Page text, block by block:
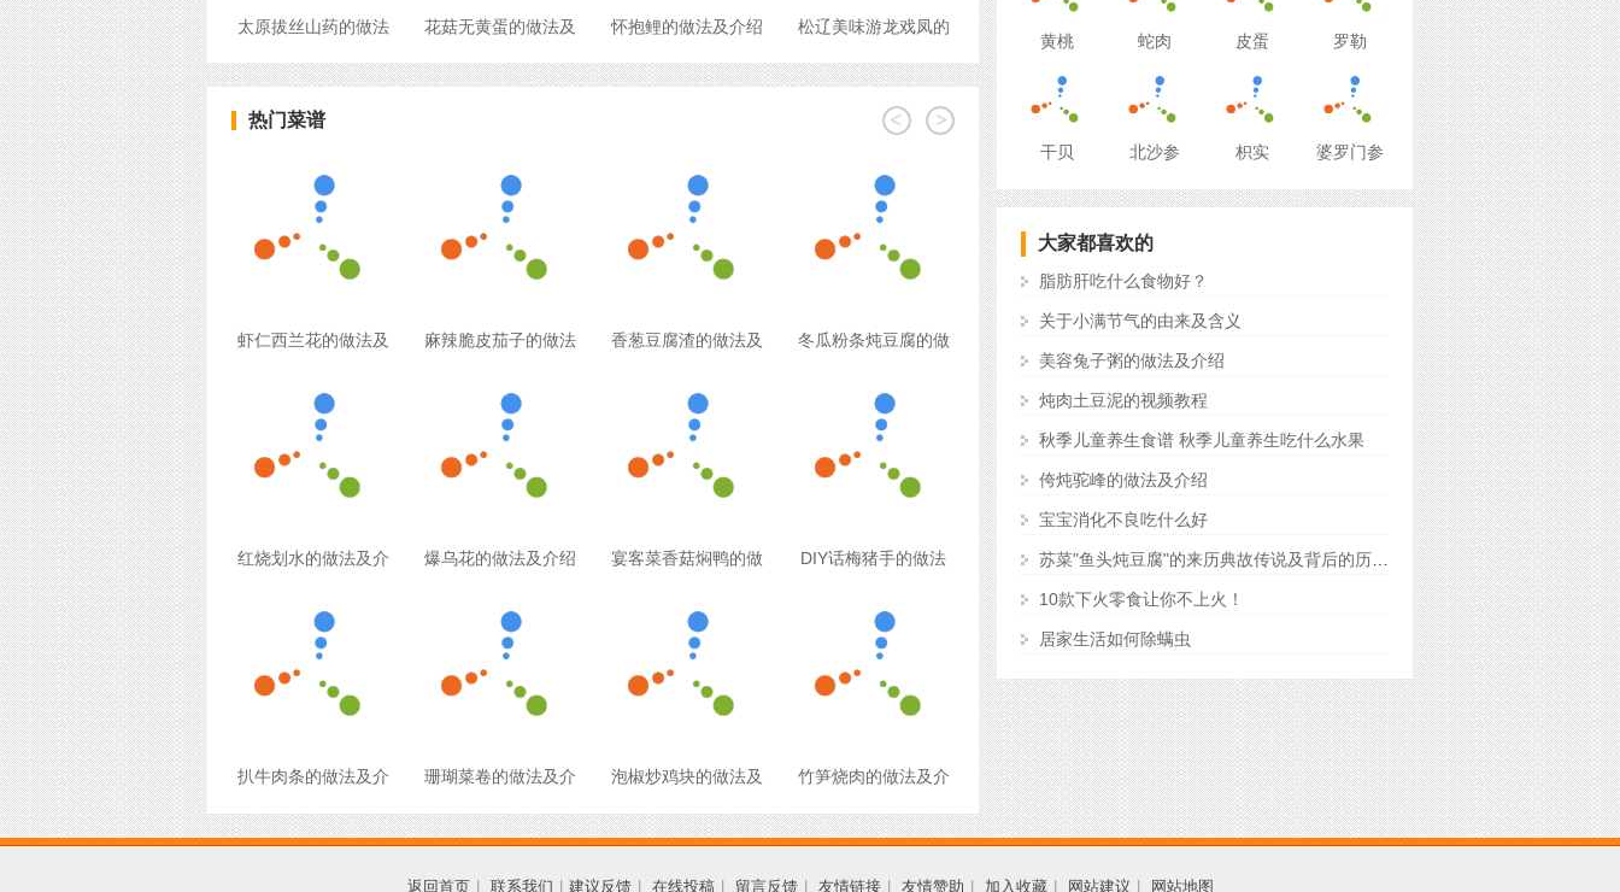
太原拔丝山药的做法 花菇无黄蛋的做法及 怀抱鲤的做法及介绍 松辽美味游龙戏凤的
< >
热门菜谱
虾仁西兰花的做法及 麻辣脆皮茄子的做法 香葱豆腐渣的做法及 冬瓜粉条炖豆腐的做
红烧划水的做法及介 爆乌花的做法及介绍 宴客菜香菇焖鸭的做 DIY话梅猪手的做法
扒牛肉条的做法及介 珊瑚菜卷的做法及介 泡椒炒鸡块的做法及 竹笋烧肉的做法及介
黄桃 蛇肉 皮蛋 罗勒
干贝 北沙参 枳实 婆罗门参
大家都喜欢的
脂肪肝吃什么食物好？
关于小满节气的由来及含义
美容兔子粥的做法及介绍
炖肉土豆泥的视频教程
秋季儿童养生食谱 秋季儿童养生吃什么水果
侉炖驼峰的做法及介绍
宝宝消化不良吃什么好
10款下火零食让你不上火！
居家生活如何除螨虫
返回首页 联系我们 建议反馈 在线投稿 留言反馈 友情链接 友情赞助 加入收藏 网站建议 网站地图